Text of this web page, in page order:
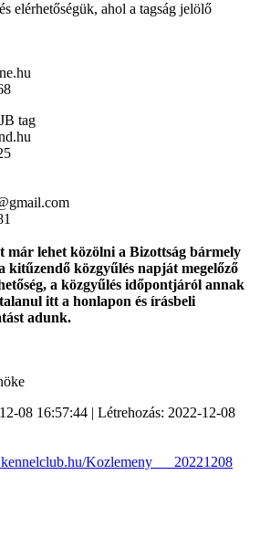
elérhetőségük, ahol a tagság jelölő
tag
már lehet közölni a Bizottság bármely
kitűzendő közgyűlés napját megelőző
a közgyűlés időpontjáról annak
itt a honlapon és írásbeli
adunk.
08 16:57:44 | Létrehozás: 2022-12-08
Kozlemeny___20221208